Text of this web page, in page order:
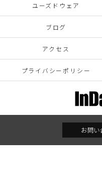
お問い
ユーズドウェア
ブログ
アクセス
プライバシーポリシー
© 2026